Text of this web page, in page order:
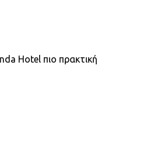
Hotel πιο πρακτική